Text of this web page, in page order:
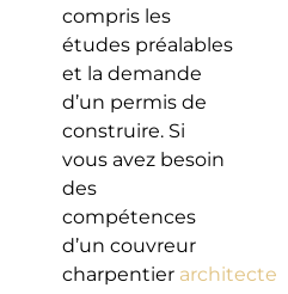
compris les
études préalables
et la demande
d’un permis de
construire. Si
vous avez besoin
des
compétences
d’un couvreur
charpentier architecte